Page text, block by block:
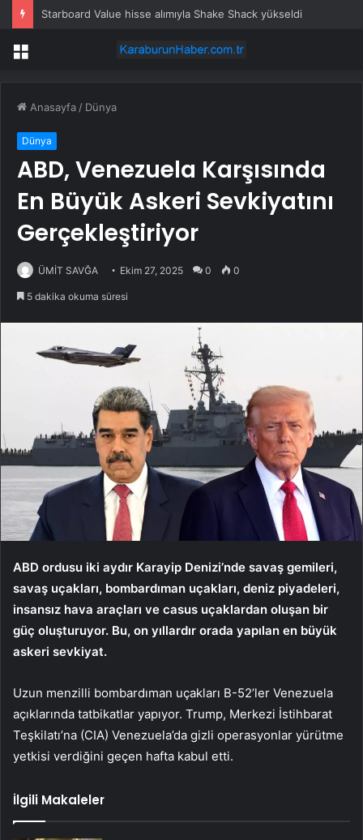
Menü
Anasayfa / Dünya
Dünya
ABD, Venezuela Karşısında
En Büyük Askeri Sevkiyatını
Gerçekleştiriyor
ÜMİT SAVĞA Ekim 27, 2025 0 0
5 dakika okuma süresi
ABD ordusu iki aydır Karayip Denizi’nde savaş gemileri,
savaş uçakları, bombardıman uçakları, deniz piyadeleri,
insansız hava araçları ve casus uçaklardan oluşan bir
güç oluşturuyor. Bu, on yıllardır orada yapılan en büyük
askeri sevkiyat.
Uzun menzilli bombardıman uçakları B-52’ler Venezuela
açıklarında tatbikatlar yapıyor. Trump, Merkezi İstihbarat
Teşkilatı’na (CIA) Venezuela’da gizli operasyonlar yürütme
yetkisi verdiğini geçen hafta kabul etti.
İlgili Makaleler